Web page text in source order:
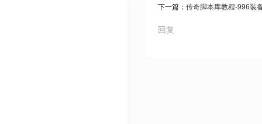
下一篇： 传奇脚本库教程-996装
回复